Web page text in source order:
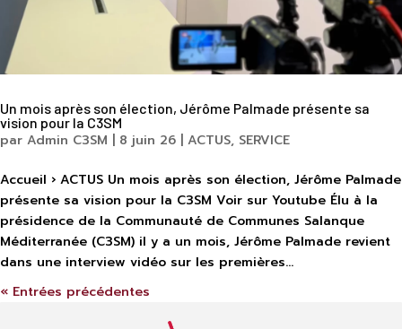
Un mois après son élection, Jérôme Palmade présente sa
vision pour la C3SM
par Admin C3SM 8 juin 26 ACTUS, SERVICE
Accueil › ACTUS Un mois après son élection, Jérôme Palmade
présente sa vision pour la C3SM Voir sur Youtube Élu à la
présidence de la Communauté de Communes Salanque
Méditerranée (C3SM) il y a un mois, Jérôme Palmade revient
dans une interview vidéo sur les premières...
« Entrées précédentes